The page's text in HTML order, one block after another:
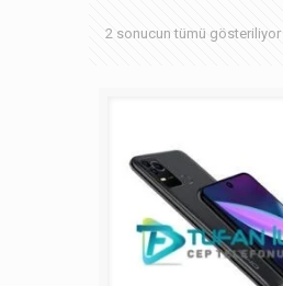
2 sonucun tümü gösteriliyor